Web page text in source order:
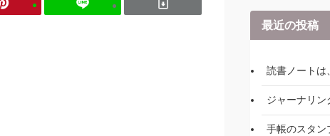
最近の投稿
読書ノートは
ジャーナリン
手帳のスタン